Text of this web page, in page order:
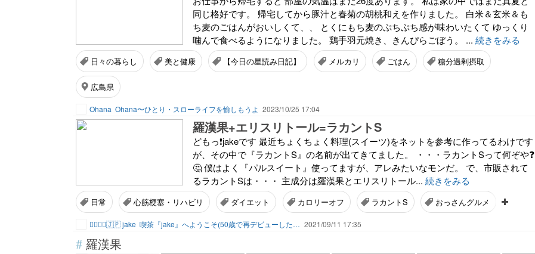
同じ格好です。 帰宅してから豚汁と春菊の胡桃和えを作りました。 白米＆玄米＆も
ち麦のごはんがおいしくて、、 とくにもち麦のぷちぷち感が味わいたくて ゆっくり
噛んで食べるようになりました。 鶏手羽元焼き、きんぴらごぼう。 ... 続きをみる
日々の暮らし 美と健康 【今日の星読み日記】 メルカリ ごはん 糖分過剰摂取
広島県
Ohana Ohana〜ひとり・スローライフを愉しもうよ 2023/10/25 17:04
羅漢果+エリスリトール=ラカントS
どもっ❗️jakeです 最近ちょくちょく料理(スイーツ)をネットを参考に作ってるわけです
が、その中で『ラカントS』の名前が出てきてました。 ・・・ラカントSって何ぞや❓
🤔 僕はよく『パルスイート』使ってますが、アレみたいなモンだ。 で、市販されて
るラカントSは・・・ 主成分は羅漢果とエリスリトール... 続きをみる
日常 心筋梗塞・リハビリ ダイエット カロリーオフ ラカントS おっさんグルメ
🚴🏽‍♂️♈️🇯🇵 jake 喫茶『jake』へようこそ(50歳で再デビューしたローディーは心筋梗塞になりました😅) 2021/09/11 17:35
# 羅漢果